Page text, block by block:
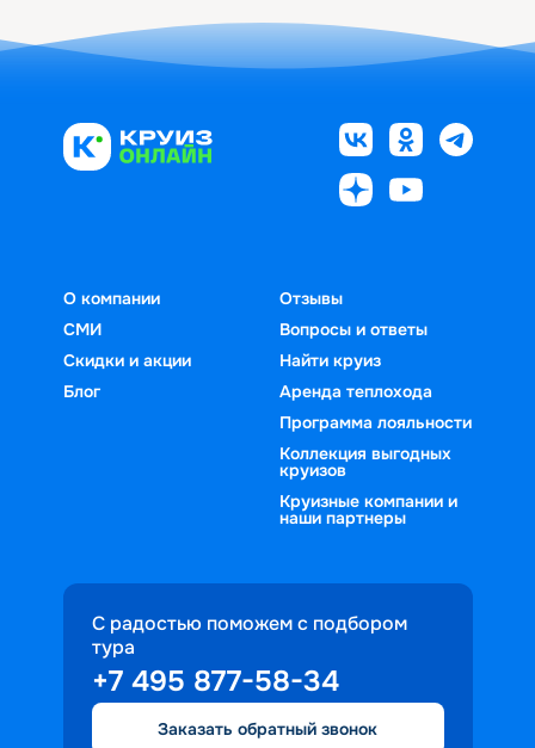
О компании
СМИ
Скидки и акции
Блог
Отзывы
Вопросы и ответы
Найти круиз
Аренда теплохода
Программа лояльности
Коллекция выгодных
круизов
Круизные компании и
наши партнеры
С радостью поможем с подбором
тура
+7 495 877-58-34
Заказать обратный звонок